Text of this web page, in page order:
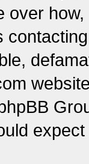
over